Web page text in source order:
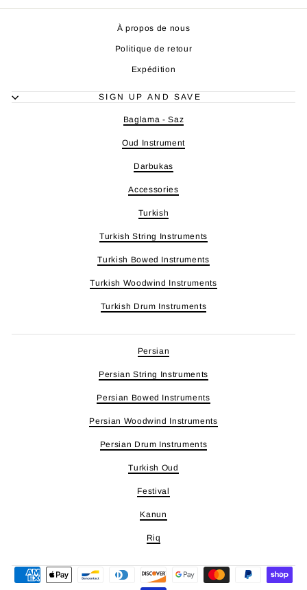
À propos de nous
Politique de retour
Expédition
SIGN UP AND SAVE
Baglama - Saz
Oud Instrument
Darbukas
Accessories
Turkish
Turkish String Instruments
Turkish Bowed Instruments
Turkish Woodwind Instruments
Turkish Drum Instruments
Persian
Persian String Instruments
Persian Bowed Instruments
Persian Woodwind Instruments
Persian Drum Instruments
Turkish Oud
Festival
Kanun
Riq